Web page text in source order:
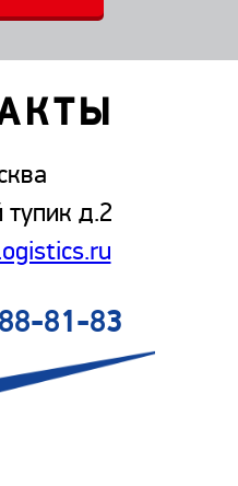
тупик д.2
81-83